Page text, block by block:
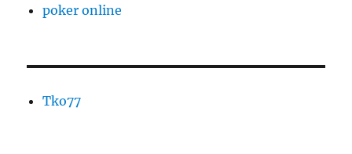
poker online
Tko77